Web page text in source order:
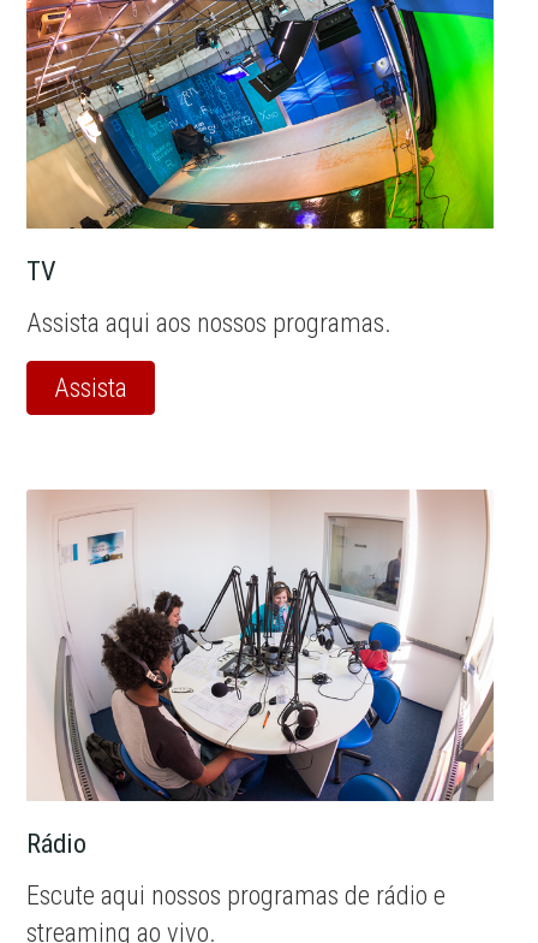
TV
Assista aqui aos nossos programas.
Assista
Rádio
Escute aqui nossos programas de rádio e
streaming ao vivo.